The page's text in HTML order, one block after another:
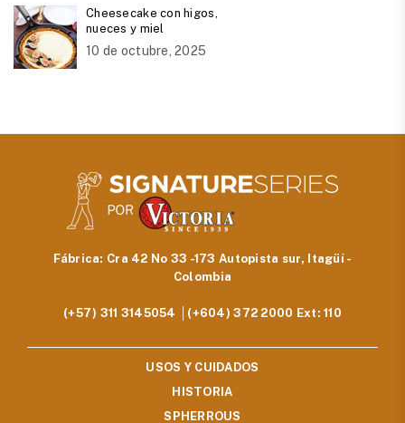
Cheesecake con higos,
nueces y miel
10 de octubre, 2025
Fábrica: Cra 42 No 33 -173 Autopista sur, Itagüí -
Colombia
(+57) 311 3145054 │(+604) 372 2000 Ext: 110
USOS Y CUIDADOS
HISTORIA
SPHERROUS